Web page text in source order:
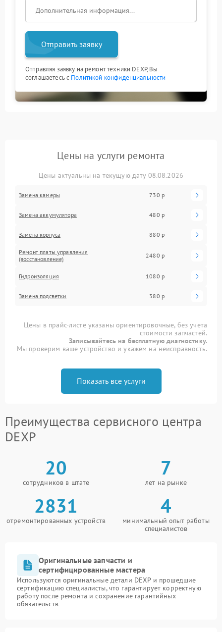
Отправить заявку
Отправляя заявку на ремонт техники DEXP, Вы
соглашаетесь с Политикой конфиденциальности
Цены на услуги ремонта
Цены актуальны на текущую дату 08.08.2026
Замена камеры 730 р
Замена аккумулятора 480 р
Замена корпуса 880 р
Ремонт платы управления
(восстановление)
2480 р
Гидроизоляция 1080 р
Замена подсветки 380 р
Цены в прайс-листе указаны ориентировочные, без учета
стоимости запчастей.
Записывайтесь на бесплатную диагностику.
Мы проверим ваше устройство и укажем на неисправность.
Показать все услуги
Преимущества сервисного центра
DEXP
20
сотрудников в штате
7
лет на рынке
2831
отремонтированных устройств
4
минимальный опыт работы
специалистов
Оригинальные запчасти и
сертифицированные мастера
Используются оригинальные детали DEXP и прошедшие
сертификацию специалисты, что гарантирует корректную
работу после ремонта и сохранение гарантийных
обязательств